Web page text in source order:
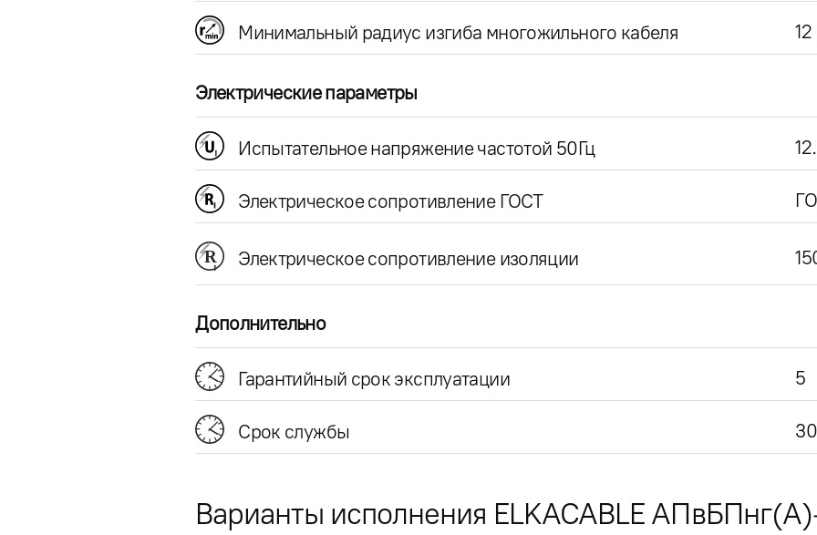
Минимальный радиус изгиба многожильного кабеля 12
Электрические параметры
Испытательное напряжение частотой 50Гц
Электрическое сопротивление ГОСТ
Электрическое сопротивление изоляции
Дополнительно
Гарантийный срок эксплуатации 5
Срок службы 30
Варианты исполнения ELKACABLE